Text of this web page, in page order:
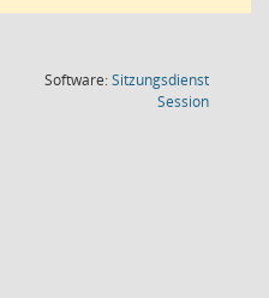
Software:Sitzungsdienst
Session(Wird in